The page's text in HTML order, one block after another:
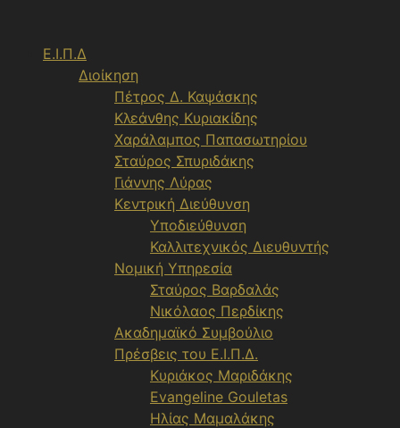
περιεχόμενο
Ε.Ι.Π.Δ
Διοίκηση
Πέτρος Δ. Καψάσκης
Κλεάνθης Κυριακίδης
Χαράλαμπος Παπασωτηρίου
Σταύρος Σπυριδάκης
Γιάννης Λύρας
Κεντρική Διεύθυνση
Υποδιεύθυνση
Καλλιτεχνικός Διευθυντής
Νομική Υπηρεσία
Σταύρος Βαρδαλάς
Νικόλαος Περδίκης
Ακαδημαϊκό Συμβούλιο
Πρέσβεις του Ε.Ι.Π.Δ.
Κυριάκος Μαριδάκης
Evangeline Gouletas
Ηλίας Μαμαλάκης